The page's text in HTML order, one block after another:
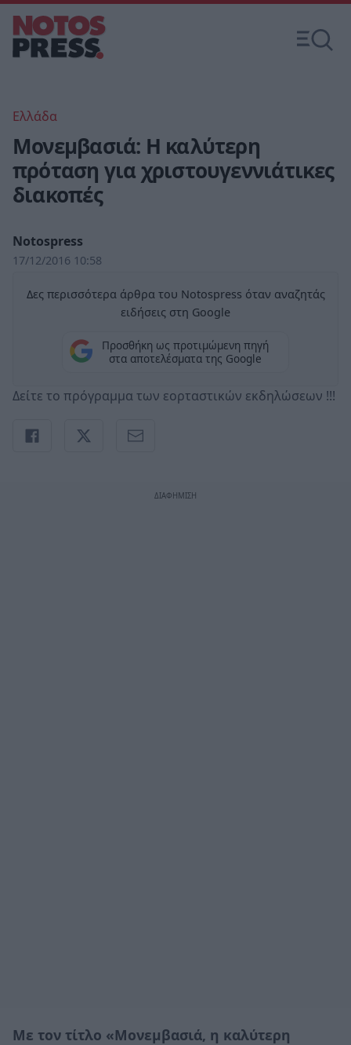
Ελλάδα
Μονεμβασιά: Η καλύτερη
πρόταση για χριστουγεννιάτικες
διακοπές
Notospress
17/12/2016 10:58
Δες περισσότερα άρθρα του Notospress όταν αναζητάς
ειδήσεις στη Google
Προσθήκη ως προτιμώμενη πηγή
στα αποτελέσματα της Google
Δείτε το πρόγραμμα των εορταστικών εκδηλώσεων !!!
Με τον τίτλο «Μονεμβασιά, η καλύτερη